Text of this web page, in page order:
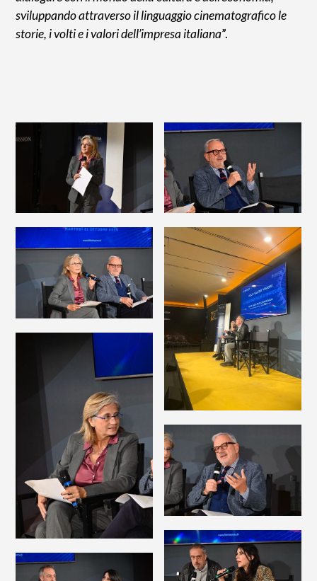
sviluppando attraverso il linguaggio cinematografico le
storie, i volti e i valori dell’impresa italiana”.